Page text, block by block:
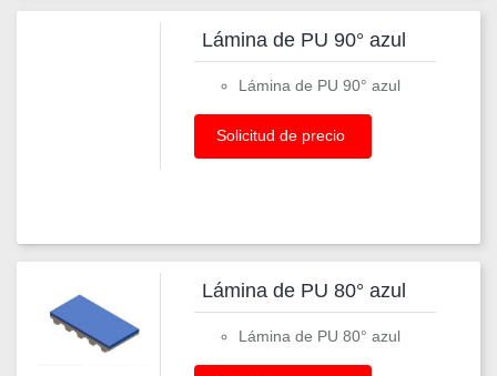
Lámina de PU 90° azul
Lámina de PU 90° azul
Solicitud de precio
Lámina de PU 80° azul
Lámina de PU 80° azul